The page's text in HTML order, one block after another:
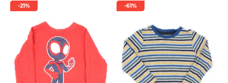
-21% -61%